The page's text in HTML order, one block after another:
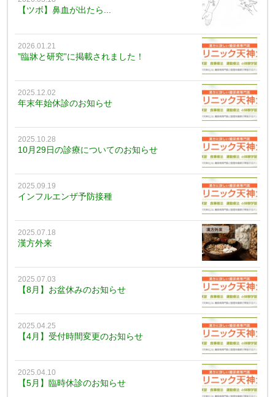
【ツボ】鼻血が出たら...
2026.01.21
”臨牀と研究”に掲載されました！
2025.12.02
年末年始休診のお知らせ
2025.10.28
10月29日の診療についてのお知らせ
2025.09.19
インフルエンザ予防接種
2025.07.18
漢方外来
2025.07.03
【8月】お盆休みのお知らせ
2025.04.25
【4月】受付時間変更のお知らせ
2025.04.10
【5月】臨時休診のお知らせ